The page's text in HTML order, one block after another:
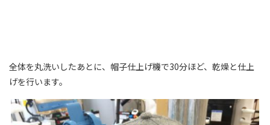
全体を丸洗いしたあとに、帽子仕上げ機で30分ほど、乾燥と仕上
げを行います。